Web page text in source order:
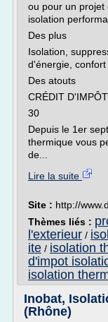
ou pour un projet
isolation
Des plus
Isolation,
d'énergie,
Des atouts
CRÉDIT
30
Depuis le 1er
thermique vous
de...
Lire la suite
Site : http://
Thèmes liés :
l'exterieur /
ite / isolation
d'impot
isolation
Inobat,
(Rhône)